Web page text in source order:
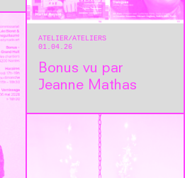
ATELIER ATELIERS
01.04.26
Bonus vu par
Jeanne Mathas